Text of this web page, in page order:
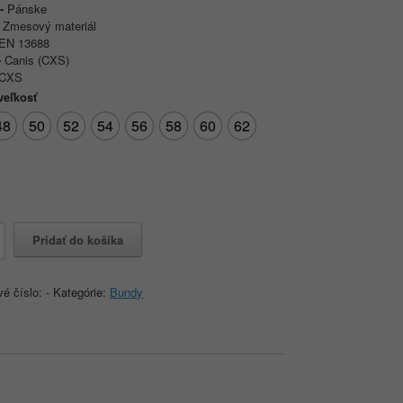
Pánske
Zmesový materiál
EN 13688
Canis (CXS)
50 52 54 56 58 60
62
Pridať do košíka
číslo:- Kategórie: Bundy